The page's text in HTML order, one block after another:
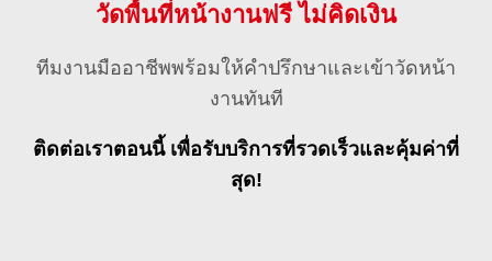
วัดพื้นที่หน้างานฟรี ไม่คิดเงิน
ทีมงานมืออาชีพพร้อมให้คำปรึกษาและเข้าวัดหน้า
งานทันที
ติดต่อเราตอนนี้ เพื่อรับบริการที่รวดเร็วและคุ้มค่าที่
สุด!